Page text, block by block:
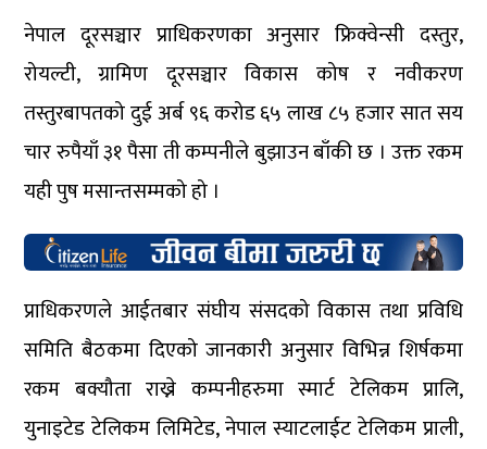
नेपाल दूरसञ्चार प्राधिकरणका अनुसार फ्रिक्वेन्सी दस्तुर,
रोयल्टी, ग्रामिण दूरसञ्चार विकास कोष र नवीकरण
तस्तुरबापतको दुई अर्ब ९६ करोड ६५ लाख ८५ हजार सात सय
चार रुपैयाँ ३१ पैसा ती कम्पनीले बुझाउन बाँकी छ । उक्त रकम
यही पुष मसान्तसम्मको हो ।
प्राधिकरणले आईतबार संघीय संसदको विकास तथा प्रविधि
समिति बैठकमा दिएको जानकारी अनुसार विभिन्न शिर्षकमा
रकम बक्यौता राख्ने कम्पनीहरुमा स्मार्ट टेलिकम प्रालि,
युनाइटेड टेलिकम लिमिटेड, नेपाल स्याटलाईट टेलिकम प्राली,